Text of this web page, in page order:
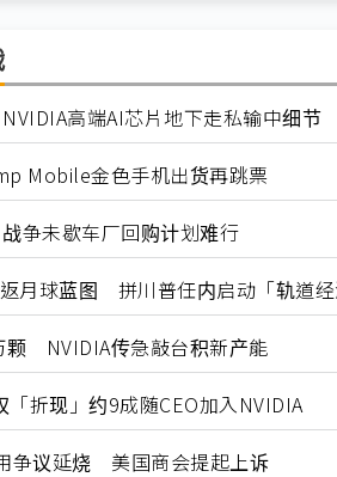
高端AI芯片地下走私输中细节
Mobile金色手机出货再跳票
争未歇车厂回购计划难行
月球蓝图 拼川普任内启动「轨道经
颗 NVIDIA传急敲台积新产能
折现」约9成随CEO加入NVIDIA
争议延烧 美国商会提起上诉